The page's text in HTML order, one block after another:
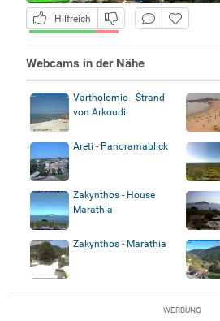
Hilfreich
Webcams in der Nähe
Vartholomio - Strand
von Arkoudi
Areti - Panoramablick
Zakynthos - House
Marathia
Zakynthos - Marathia
WERBUNG